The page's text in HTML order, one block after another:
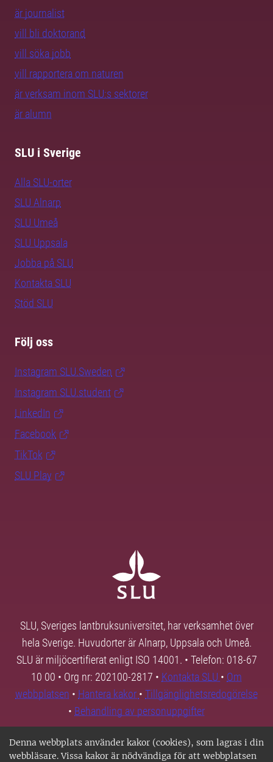
Denna webbplats använder kakor (cookies), som lagras i din
webbläsare. Vissa kakor är nödvändiga för att webbplatsen
är journalist
vill bli doktorand
vill söka jobb
vill rapportera om naturen
är verksam inom SLU:s sektorer
är alumn
SLU i Sverige
Alla SLU-orter
SLU Alnarp
SLU Umeå
SLU Uppsala
Jobba på SLU
Kontakta SLU
Stöd SLU
Följ oss
Instagram SLU.Sweden
Instagram SLU.student
LinkedIn
Facebook
TikTok
SLU Play
SLU, Sveriges lantbruksuniversitet, har verksamhet över
hela Sverige. Huvudorter är Alnarp, Uppsala och Umeå.
SLU är miljöcertifierat enligt ISO 14001. • Telefon: 018-67
10 00 • Org nr: 202100-2817 • Kontakta SLU • Om
webbplatsen • Hantera kakor • Tillgänglighetsredogörelse
• Behandling av personuppgifter